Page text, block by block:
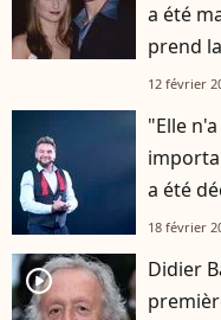
a été
prend
12 février
"Elle
a été
18 février
player2
Didier